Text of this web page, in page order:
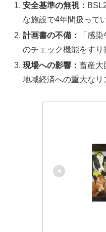
安全基準の無視：
な施設で4年間扱って
計画書の不備：
「感
のチェック機能をすり
現場への影響：畜産大
地域経済への重大なリ